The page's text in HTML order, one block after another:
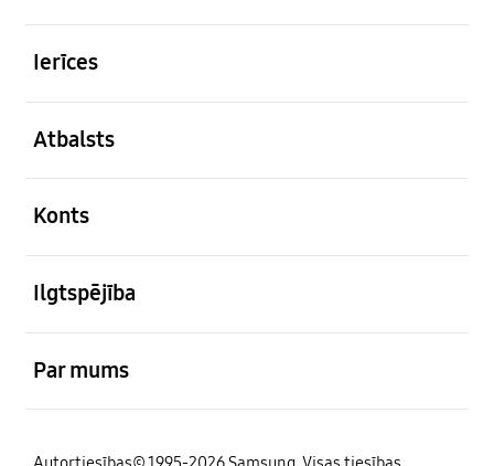
Ierīces
Atbalsts
Konts
Ilgtspējība
Par mums